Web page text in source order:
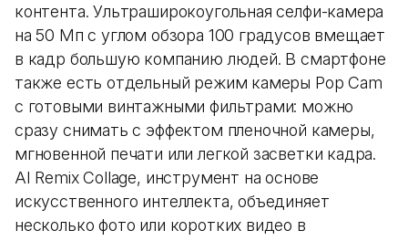
контента. Ультраширокоугольная селфи-камера
на 50 Мп с углом обзора 100 градусов вмещает
в кадр большую компанию людей. В смартфоне
также есть отдельный режим камеры Pop Cam
с готовыми винтажными фильтрами: можно
сразу снимать с эффектом пленочной камеры,
мгновенной печати или легкой засветки кадра.
AI Remix Collage, инструмент на основе
искусственного интеллекта, объединяет
несколько фото или коротких видео в